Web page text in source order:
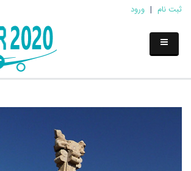
ثبت نام | ورود